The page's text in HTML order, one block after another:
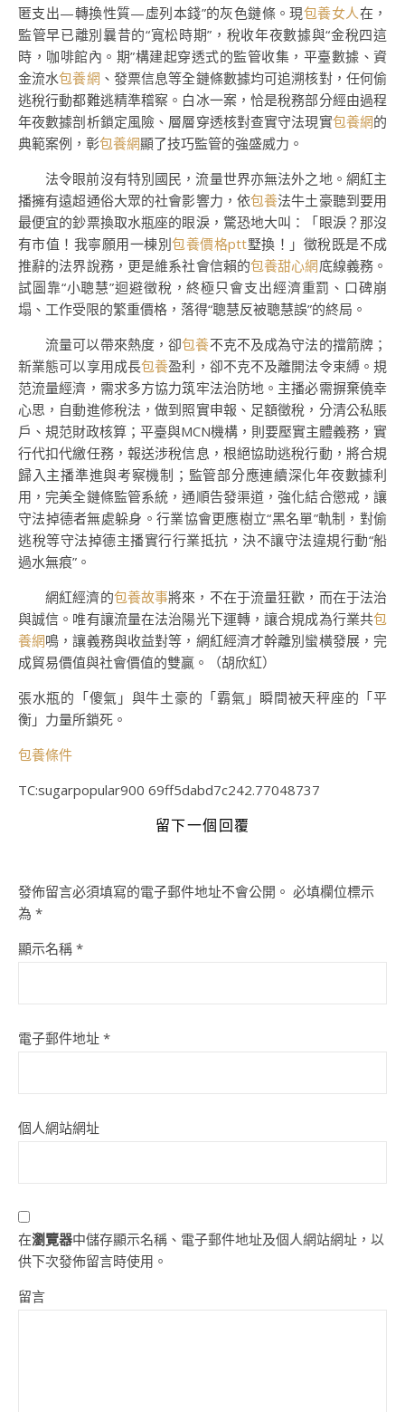
匿支出—轉換性質—虛列本錢”的灰色鏈條。現包養女人在，
監管早已離別曩昔的“寬松時期”，稅收年夜數據與“金稅四這
時，咖啡館內。期”構建起穿透式的監管收集，平臺數據、資
金流水包養網 、發票信息等全鏈條數據均可追溯核對，任何偷
逃稅行動都難逃精準稽察。白冰一案，恰是稅務部分經由過程
年夜數據剖析鎖定風險、層層穿透核對查實守法現實包養網的
典範案例，彰包養網顯了技巧監管的強盛威力。
法令眼前沒有特別國民，流量世界亦無法外之地。網紅主
播擁有遠超通俗大眾的社會影響力，依包養法牛土豪聽到要用
最便宜的鈔票換取水瓶座的眼淚，驚恐地大叫：「眼淚？那沒
有市值！我寧願用一棟別包養價格ptt墅換！」徵稅既是不成
推辭的法界說務，更是維系社會信賴的包養甜心網底線義務。
試圖靠“小聰慧”迴避徵稅，終極只會支出經濟重罰、口碑崩
塌、工作受限的繁重價格，落得“聰慧反被聰慧誤”的終局。
流量可以帶來熱度，卻包養不克不及成為守法的擋箭牌；
新業態可以享用成長包養盈利，卻不克不及離開法令束縛。規
范流量經濟，需求多方協力筑牢法治防地。主播必需摒棄僥幸
心思，自動進修稅法，做到照實申報、足額徵稅，分清公私賬
戶、規范財政核算；平臺與MCN機構，則要壓實主體義務，實
行代扣代繳任務，報送涉稅信息，根絕協助逃稅行動，將合規
歸入主播準進與考察機制；監管部分應連續深化年夜數據利
用，完美全鏈條監管系統，通順告發渠道，強化結合懲戒，讓
守法掉德者無處躲身。行業協會更應樹立“黑名單”軌制，對偷
逃稅等守法掉德主播實行行業抵抗，決不讓守法違規行動“船
過水無痕”。
網紅經濟的包養故事將來，不在于流量狂歡，而在于法治
與誠信。唯有讓流量在法治陽光下運轉，讓合規成為行業共包
養網鳴，讓義務與收益對等，網紅經濟才幹離別蠻橫發展，完
成貿易價值與社會價值的雙贏。（胡欣紅）
張水瓶的「傻氣」與牛土豪的「霸氣」瞬間被天秤座的「平
衡」力量所鎖死。
包養條件
TC:sugarpopular900 69ff5dabd7c242.77048737
留下一個回覆
發佈留言必須填寫的電子郵件地址不會公開。 必填欄位標示
為 *
顯示名稱 *
電子郵件地址 *
個人網站網址
在瀏覽器中儲存顯示名稱、電子郵件地址及個人網站網址，以
供下次發佈留言時使用。
留言